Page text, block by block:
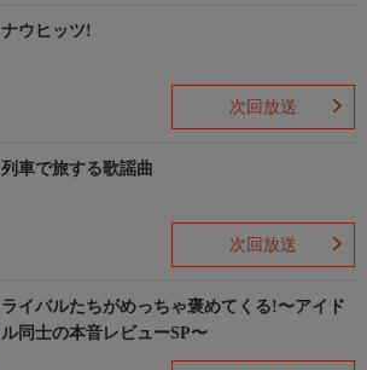
ナウヒッツ!
次回放送
列車で旅する歌謡曲
次回放送
ライバルたちがめっちゃ褒めてくる!〜アイド
ル同士の本音レビューSP〜